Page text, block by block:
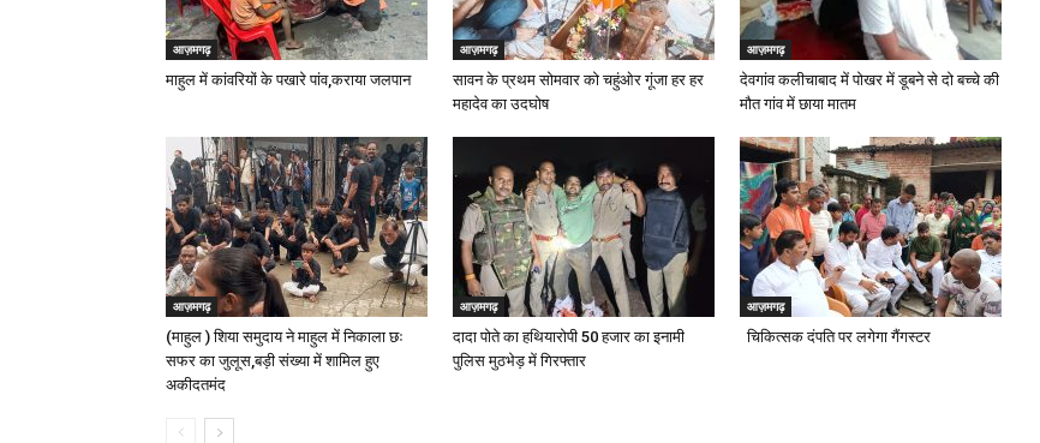
आज़मगढ़
माहुल में कांवरियों के पखारे पांव,कराया जलपान
आज़मगढ़
सावन के प्रथम सोमवार को चहुंओर गूंजा हर हर
महादेव का उदघोष
आज़मगढ़
देवगांव कलीचाबाद में पोखर में डूबने से दो बच्चे की
मौत गांव में छाया मातम
आज़मगढ़
(माहुल ) शिया समुदाय ने माहुल में निकाला छः
सफर का जुलूस,बड़ी संख्या में शामिल हुए
अकीदतमंद
आज़मगढ़
दादा पोते का हथियारोपी 50 हजार का इनामी
पुलिस मुठभेड़ में गिरफ्तार
आज़मगढ़
चिकित्सक दंपति पर लगेगा गैंगस्टर